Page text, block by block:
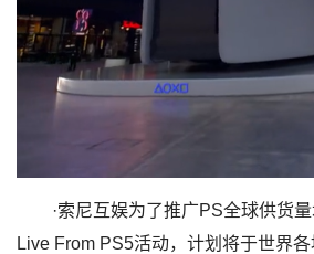
·索尼互娱为了推广PS全球供货
Live From PS5活动，计划将于世界